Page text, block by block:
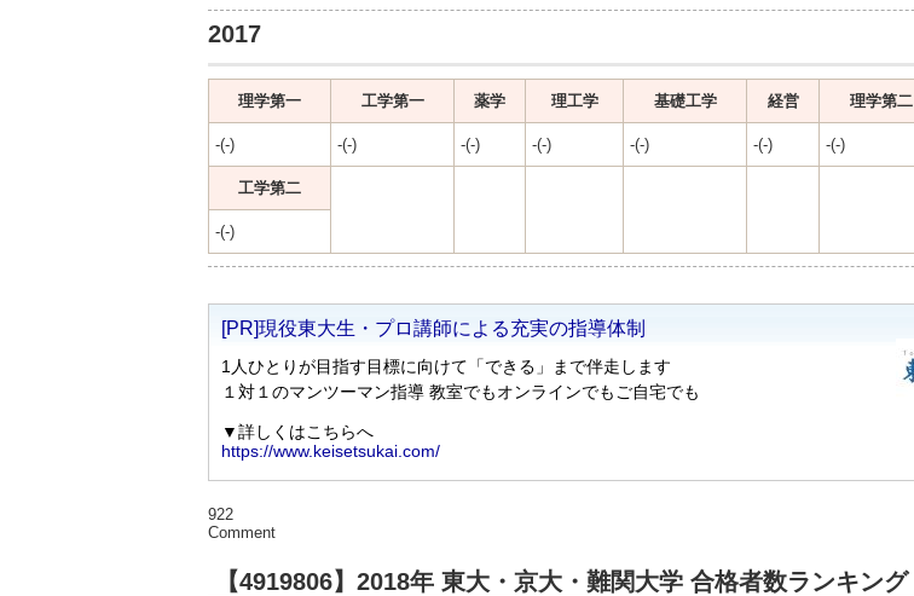
2017
理学第一 工学第一 薬学 理工学 基礎工学 経営
理学第二
-(-)
-(-) -(-) -(-) -(-) -(-) -(-)
工学第二
-(-)
922
Comment
【4919806】2018年 東大・京大・難関大学 合格者数ランキング